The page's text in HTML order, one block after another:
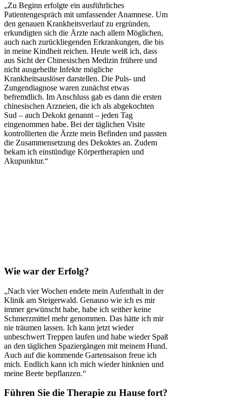
„Zu Beginn erfolgte ein ausführliches
Patientengespräch mit umfassender Anamnese. Um
den genauen Krankheitsverlauf zu ergründen,
erkundigten sich die Ärzte nach allem Möglichen,
auch nach zurückliegenden Erkrankungen, die bis
in meine Kindheit reichen. Heute weiß ich, dass
aus Sicht der Chinesischen Medizin frühere und
nicht ausgeheilte Infekte mögliche
Krankheitsauslöser darstellen. Die Puls- und
Zungendiagnose waren zunächst etwas
befremdlich. Im Anschluss gab es dann die ersten
chinesischen Arzneien, die ich als abgekochten
Sud – auch Dekokt genannt – jeden Tag
eingenommen habe. Bei der täglichen Visite
kontrollierten die Ärzte mein Befinden und passten
die Zusammensetzung des Dekoktes an. Zudem
bekam ich einstündige Körpertherapien und
Akupunktur.“
Wie war der Erfolg?
„Nach vier Wochen endete mein Aufenthalt in der
Klinik am Steigerwald. Genauso wie ich es mir
immer gewünscht habe, habe ich seither keine
Schmerzmittel mehr genommen. Das hätte ich mir
nie träumen lassen. Ich kann jetzt wieder
unbeschwert Treppen laufen und habe wieder Spaß
an den täglichen Spaziergängen mit meinem Hund.
Auch auf die kommende Gartensaison freue ich
mich. Endlich kann ich mich wieder hinknien und
meine Beete bepflanzen.“
Führen Sie die Therapie zu Hause fort?